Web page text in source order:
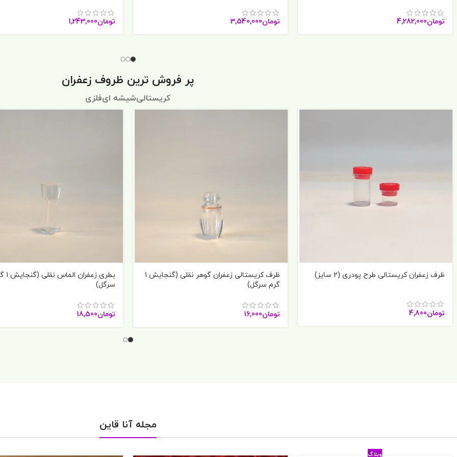
تومان4,282,000 تومان3,540,000 تومان1,243,000
پر فروش ترین ظروف زعفران
کریستالیشیشه ایفلزی
ظرف زعفران کریستالی طرح پودری (2 سایز)
تومان4,800
ظرف کریستالی زعفران گوهر نقلی (گنجایش 1
گرم سرگل)
تومان16,000
بطری
سرگل)
تومان18,500
مجله آنا قاین
وبلاگ